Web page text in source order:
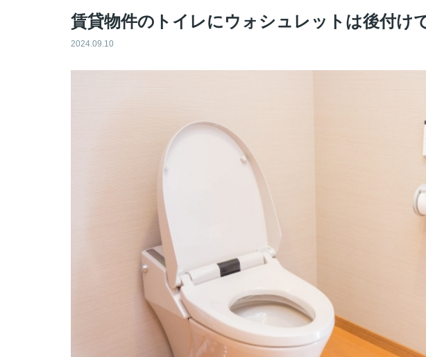
賃貸物件のトイレにウォシュレットは後付け
2024.09.10